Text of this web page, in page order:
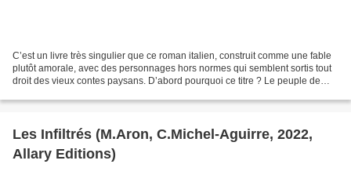
C’est un livre très singulier que ce roman italien, construit comme une fable
plutôt amorale, avec des personnages hors normes qui semblent sortis tout
droit des vieux contes paysans. D’abord pourquoi ce titre ? Le peuple de
Les Infiltrés (M.Aron, C.Michel-Aguirre, 2022,
Allary Editions)